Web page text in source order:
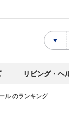
リビング・ヘ
ル のランキング